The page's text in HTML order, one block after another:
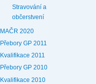
Stravování a
občerstvení
MAČR 2020
Přebory GP 2011
Kvalifikace 2011
Přebory GP 2010
Kvalifikace 2010